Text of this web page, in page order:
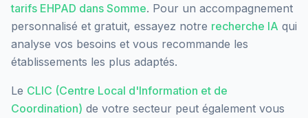
tarifs EHPAD dans Somme. Pour un accompagnement
personnalisé et gratuit, essayez notre recherche IA qui
analyse vos besoins et vous recommande les
établissements les plus adaptés.
Le CLIC (Centre Local d'Information et de
Coordination) de votre secteur peut également vous